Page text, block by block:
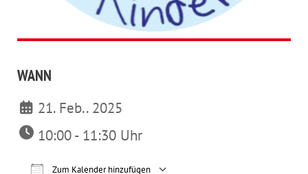
WANN
21. Feb.. 2025
10:00 - 11:30 Uhr
Zum Kalender hinzufügen